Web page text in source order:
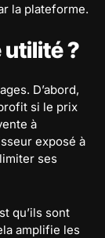
la plateforme.
utilité ?
D’abord,
si le prix
à
exposé à
ses
qu’ils sont
amplifie les